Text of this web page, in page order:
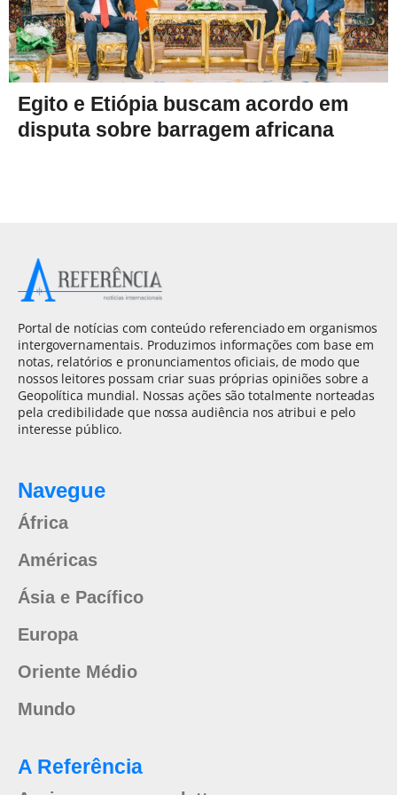
Egito e Etiópia buscam acordo em
disputa sobre barragem africana
Portal de notícias com conteúdo referenciado em organismos
intergovernamentais. Produzimos informações com base em
notas, relatórios e pronunciamentos oficiais, de modo que
nossos leitores possam criar suas próprias opiniões sobre a
Geopolítica mundial. Nossas ações são totalmente norteadas
pela credibilidade que nossa audiência nos atribui e pelo
interesse público.
Navegue
África
Américas
Ásia e Pacífico
Europa
Oriente Médio
Mundo
A Referência